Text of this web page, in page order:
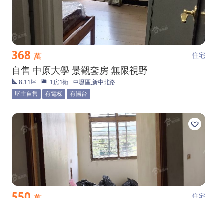
368 萬 住宅
自售 中原大學 景觀套房 無限視野
8.11坪 1房1衛 中壢區,新中北路
屋主自售
有電梯 有陽台
住宅